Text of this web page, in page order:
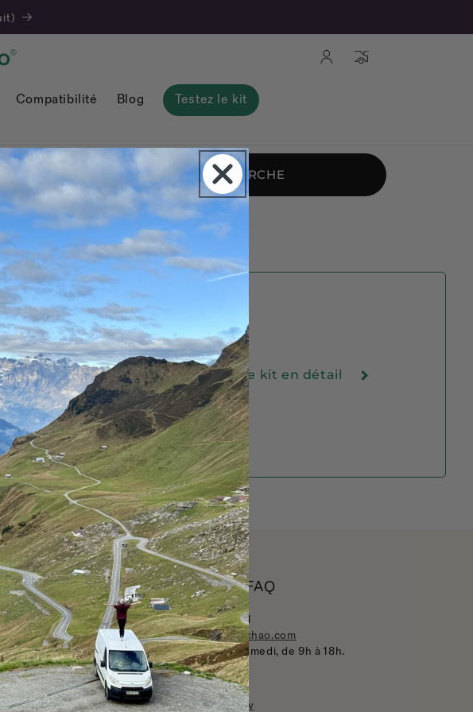
Compatibilité Blog Testez le kit
ConnexionPanier
RECHERCHE
Voir le kit en détail
Tchao®
de fidélité & Parrainage
l'équipe en devenant
Tchao.
Contact & FAQ
07 81 00 43 31
info@tchao-tchao.com
Du lundi au samedi, de 9h à 18h.
Offre PRO
📆 Prendre rdv